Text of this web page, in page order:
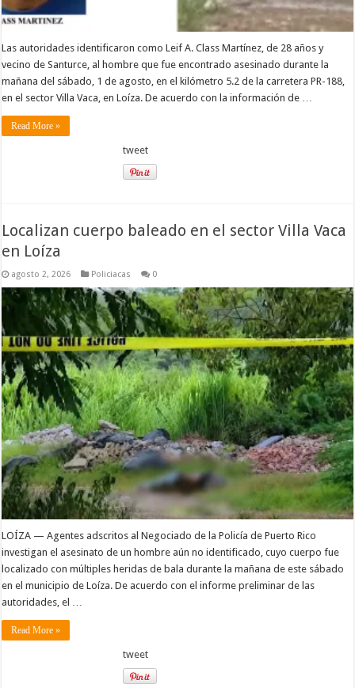
Las autoridades identificaron como Leif A. Class Martínez, de 28 años y
vecino de Santurce, al hombre que fue encontrado asesinado durante la
mañana del sábado, 1 de agosto, en el kilómetro 5.2 de la carretera PR-188,
en el sector Villa Vaca, en Loíza. De acuerdo con la información de …
Read More »
tweet
Localizan cuerpo baleado en el sector Villa Vaca
en Loíza
agosto 2, 2026 Policiacas 0
LOÍZA — Agentes adscritos al Negociado de la Policía de Puerto Rico
investigan el asesinato de un hombre aún no identificado, cuyo cuerpo fue
localizado con múltiples heridas de bala durante la mañana de este sábado
en el municipio de Loíza. De acuerdo con el informe preliminar de las
autoridades, el …
Read More »
tweet